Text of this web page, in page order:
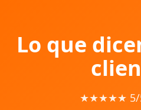
Lo que
★★★★★ 5/